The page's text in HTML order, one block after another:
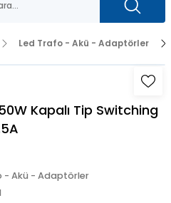
Led Trafo - Akü - Adaptörler
Kapalı Tip Switching
- Akü - Adaptörler